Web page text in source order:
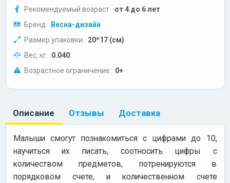
Рекомендуемый возраст: от 4 до 6 лет
Бренд: Весна-дизайн
Размер упаковки: 20*17 (см)
Вес, кг: 0.040
Возрастное ограничение: 0+
Описание Отзывы Доставка
Малыши смогут познакомиться с цифрами до 10,
научиться их писать, соотносить цифры с
количеством предметов, потренируются в
порядковом счете, и количественном счете